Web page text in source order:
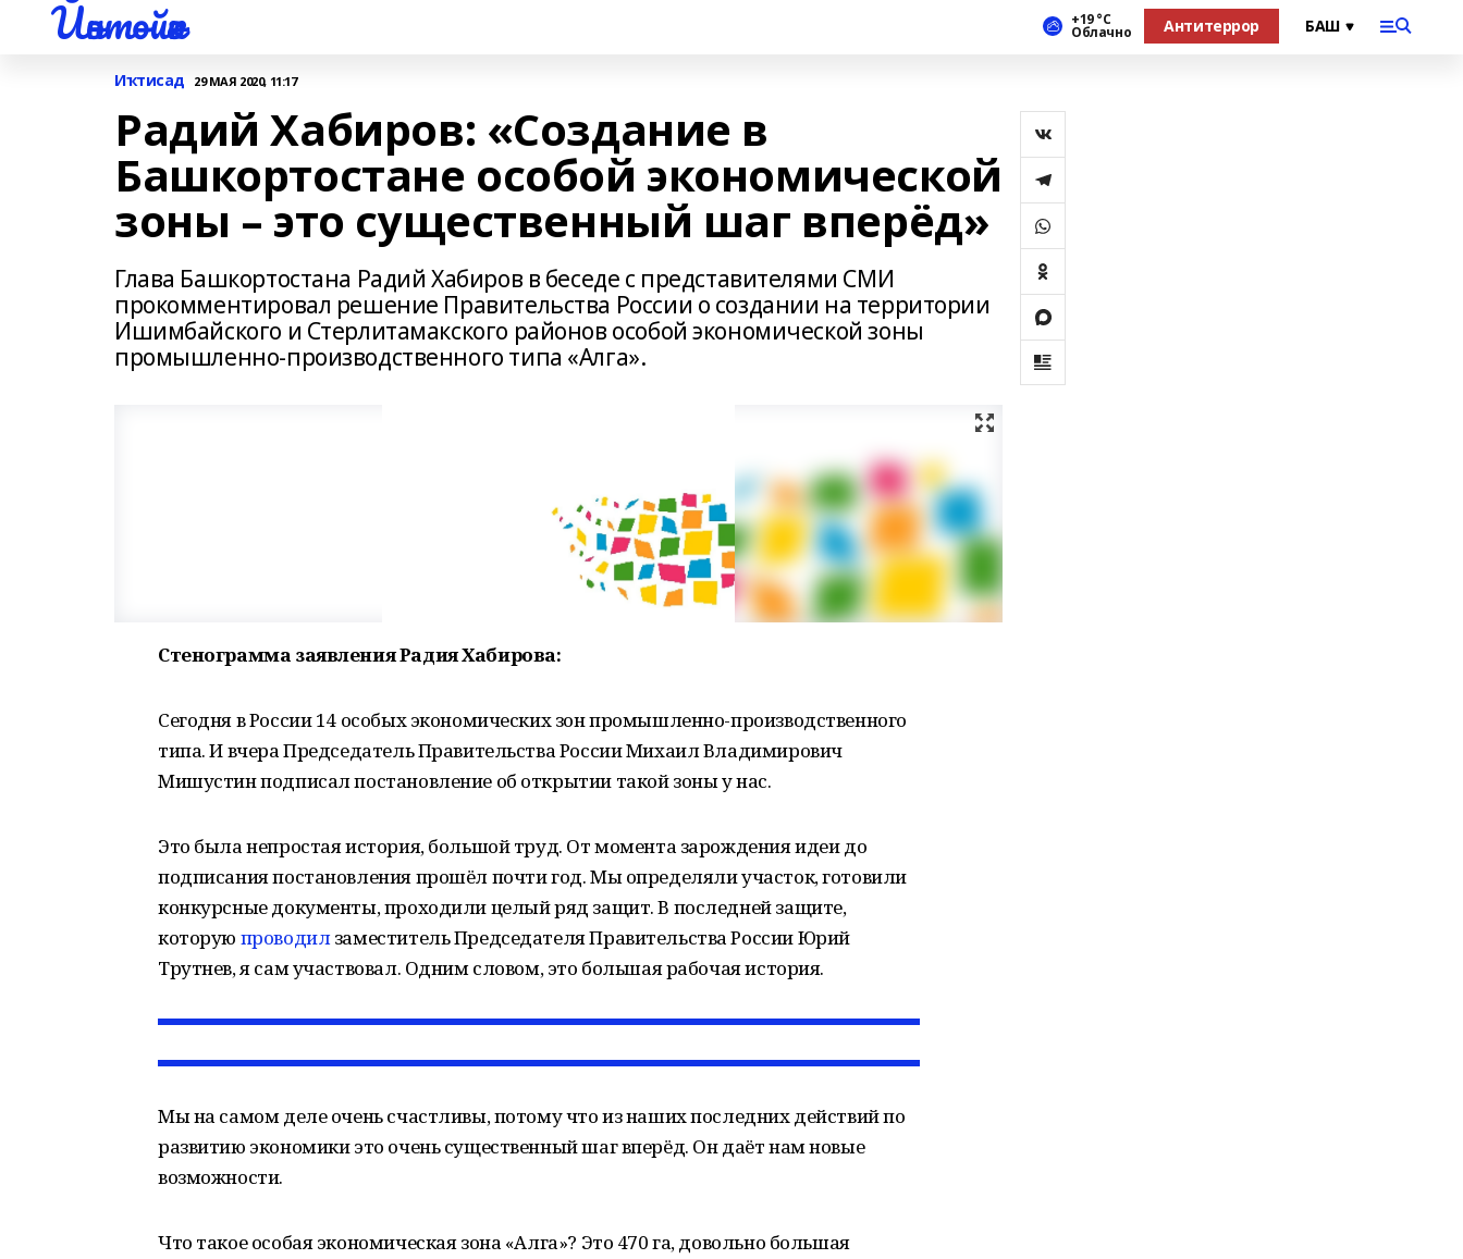
Йәнтөйәк +19 °С
Облачно Антитеррор
Иҡтисад 29 МАЯ 2020, 11:17
Радий Хабиров: «Создание в
Башкортостане особой экономической
зоны – это существенный шаг вперёд»
Глава Башкортостана Радий Хабиров в беседе с представителями СМИ
прокомментировал решение Правительства России о создании на территории
Ишимбайского и Стерлитамакского районов особой экономической зоны
промышленно-производственного типа «Алга».
Стенограмма заявления Радия Хабирова:
Сегодня в России 14 особых экономических зон промышленно-производственного
типа. И вчера Председатель Правительства России Михаил Владимирович
Мишустин подписал постановление об открытии такой зоны у нас.
Это была непростая история, большой труд. От момента зарождения идеи до
подписания постановления прошёл почти год. Мы определяли участок, готовили
конкурсные документы, проходили целый ряд защит. В последней защите,
которую проводилзаместитель Председателя Правительства России Юрий
Трутнев, я сам участвовал. Одним словом, это большая рабочая история.
Мы на самом деле очень счастливы, потому что из наших последних действий по
развитию экономики это очень существенный шаг вперёд. Он даёт нам новые
возможности.
Что такое особая экономическая зона «Алга»? Это 470 га, довольно большая